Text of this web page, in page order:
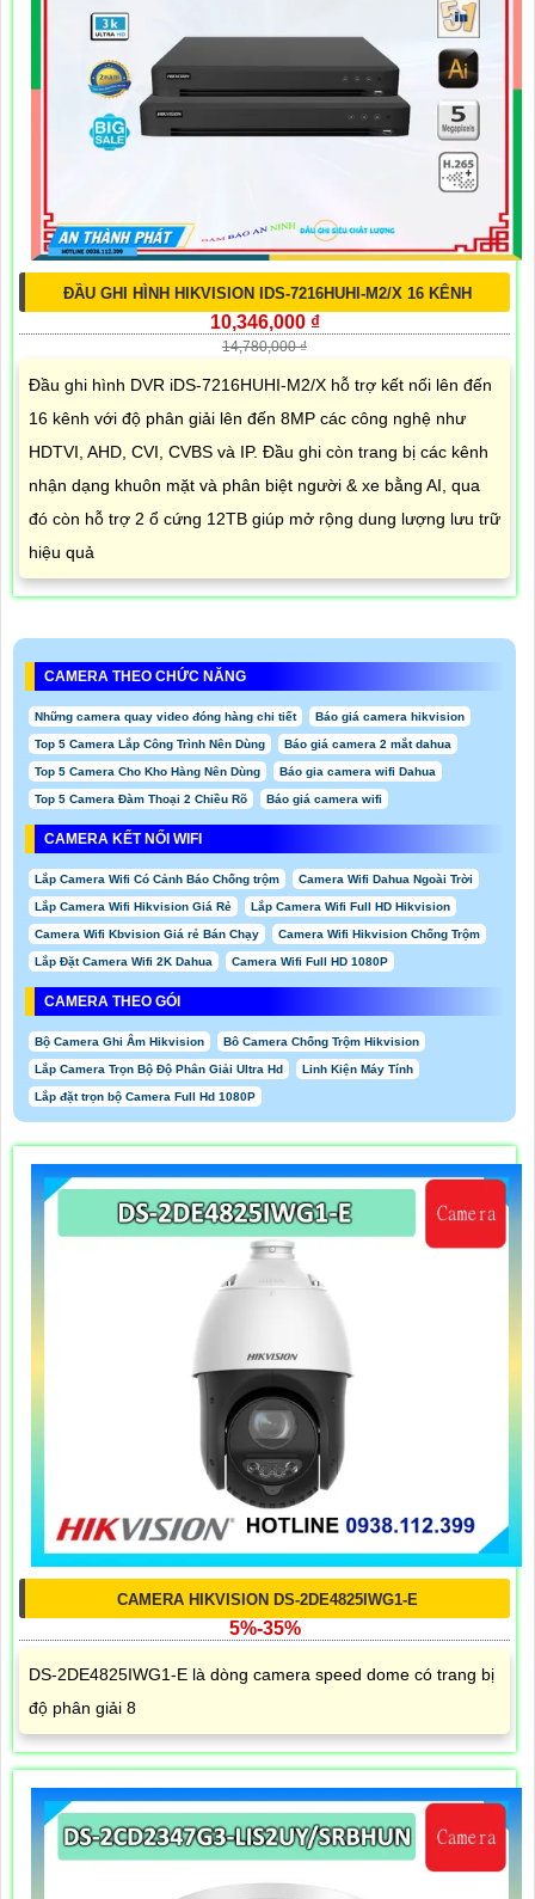
ĐẦU GHI HÌNH HIKVISION IDS-7216HUHI-M2/X 16 KÊNH
10,346,000 ₫
14,780,000 ₫
Đầu ghi hình DVR iDS-7216HUHI-M2/X hỗ trợ kết nối lên đến
16 kênh với độ phân giải lên đến 8MP các công nghệ như
HDTVI, AHD, CVI, CVBS và IP. Đầu ghi còn trang bị các kênh
nhận dạng khuôn mặt và phân biệt người & xe bằng AI, qua
đó còn hỗ trợ 2 ổ cứng 12TB giúp mở rộng dung lượng lưu trữ
hiệu quả
CAMERA THEO CHỨC NĂNG
Những camera quay video đóng hàng chi tiết Báo giá camera hikvision
Top 5 Camera Lắp Công Trình Nên Dùng Báo giá camera 2 mắt dahua
Top 5 Camera Cho Kho Hàng Nên Dùng Báo gia camera wifi Dahua
Top 5 Camera Đàm Thoại 2 Chiều Rõ Báo giá camera wifi
CAMERA KẾT NỐI WIFI
Lắp Camera Wifi Có Cảnh Báo Chống trộm Camera Wifi Dahua Ngoài Trời
Lắp Camera Wifi Hikvision Giá Rẻ Lắp Camera Wifi Full HD Hikvision
Camera Wifi Kbvision Giá rẻ Bán Chạy Camera Wifi Hikvision Chống Trộm
Lắp Đặt Camera Wifi 2K Dahua Camera Wifi Full HD 1080P
CAMERA THEO GÓI
Bộ Camera Ghi Âm Hikvision Bô Camera Chống Trộm Hikvision
Lắp Camera Trọn Bộ Độ Phân Giải Ultra Hd Linh Kiện Máy Tính
Lắp đặt trọn bộ Camera Full Hd 1080P
CAMERA HIKVISION DS-2DE4825IWG1-E
5%-35%
DS-2DE4825IWG1-E là dòng camera speed dome có trang bị
độ phân giải 8